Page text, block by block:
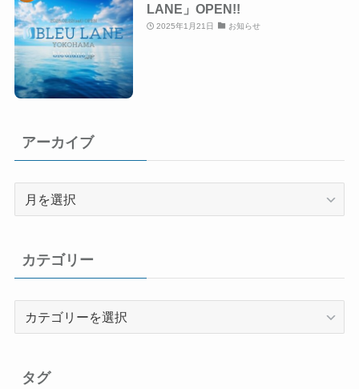
LANE」OPEN!!
2025年1月21日 お知らせ
アーカイブ
ブ
カテゴリー
タグ